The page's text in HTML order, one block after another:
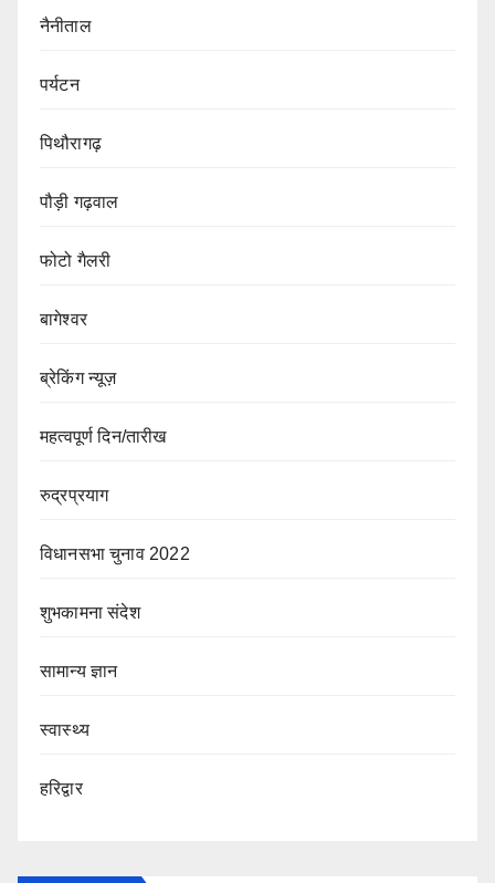
नैनीताल
पर्यटन
पिथौरागढ़
पौड़ी गढ़वाल
फोटो गैलरी
बागेश्वर
ब्रेकिंग न्यूज़
महत्वपूर्ण दिन/तारीख
रुद्रप्रयाग
विधानसभा चुनाव 2022
शुभकामना संदेश
सामान्य ज्ञान
स्वास्थ्य
हरिद्वार